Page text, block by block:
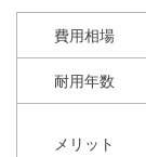
費用相場
耐用年数
メリット